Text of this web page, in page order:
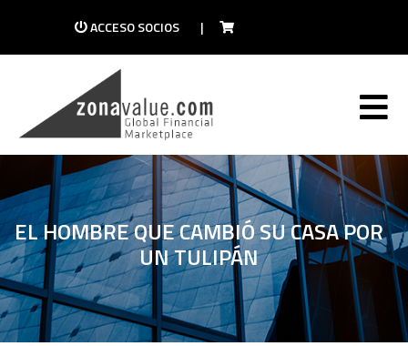
ACCESO SOCIOS |
EL HOMBRE QUE CAMBIÓ SU CASA POR
UN TULIPÁN